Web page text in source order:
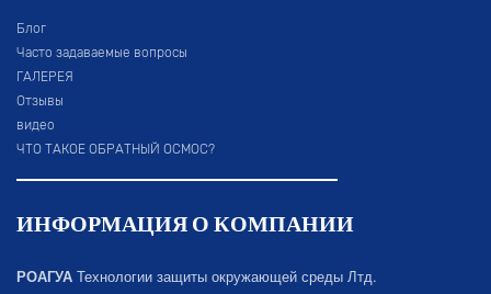
Блог
Часто задаваемые вопросы
ГАЛЕРЕЯ
Отзывы
видео
ЧТО ТАКОЕ ОБРАТНЫЙ ОСМОС?
ИНФОРМАЦИЯ О КОМПАНИИ
РОАГУА Технологии защиты окружающей среды Лтд.